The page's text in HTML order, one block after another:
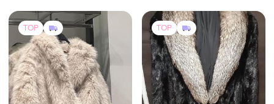
TOP TOP